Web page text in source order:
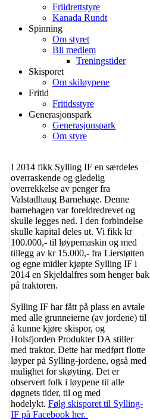
Friidrettstyre
Kanada Rundt
Spinning
Om styret
Bli medlem
Treningstider
Skisporet
Om skiløypene
Fritid
Fritidsstyre
Generasjonspark
Generasjonspark
Om styre
I 2014 fikk Sylling IF en særdeles
overraskende og gledelig
overrekkelse av penger fra
Valstadhaug Barnehage. Denne
barnehagen var foreldredrevet og
skulle legges ned. I den forbindelse
skulle kapital deles ut. Vi fikk kr
100.000,- til løypemaskin og med
tillegg av kr 15.000,- fra Lierstøtten
og egne midler kjøpte Sylling IF i
2014 en Skjeldalfres som henger bak
på traktoren.
Sylling IF har fått på plass en avtale
med alle grunneierne (av jordene) til
å kunne kjøre skispor, og
Holsfjorden Produkter DA stiller
med traktor. Dette har medført flotte
løyper på Sylling-jordene, også med
mulighet for skøyting. Det er
observert folk i løypene til alle
døgnets tider, til og med
hodelykt. Følg skisporet til Sylling-
IF på Facebook her.